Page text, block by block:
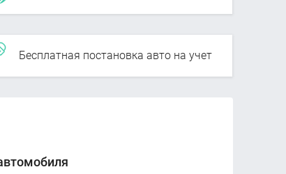
Бесплатная постановка авто на учет